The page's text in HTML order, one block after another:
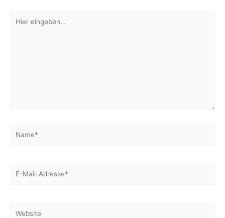
eingeben…
Mail-